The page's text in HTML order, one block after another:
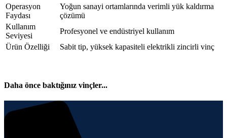
Operasyon
Faydası
Yoğun sanayi ortamlarında verimli yük kaldırma
çözümü
Kullanım
Seviyesi
Profesyonel ve endüstriyel kullanım
Ürün Özelliği
Sabit tip, yüksek kapasiteli elektrikli zincirli vinç
Daha önce baktığınız vinçler...